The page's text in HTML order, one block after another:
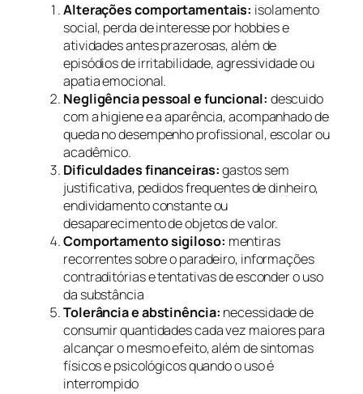
Alterações comportamentais: isolamento
social, perda de interesse por hobbies e
atividades antes prazerosas, além de
episódios de irritabilidade, agressividade ou
apatia emocional.
Negligência pessoal e funcional: descuido
com a higiene e a aparência, acompanhado de
queda no desempenho profissional, escolar ou
acadêmico.
Dificuldades financeiras:gastos sem
justificativa, pedidos frequentes de dinheiro,
endividamento constante ou
desaparecimento de objetos de valor.
Comportamento sigiloso: mentiras
recorrentes sobre o paradeiro, informações
contraditórias e tentativas de esconder o uso
da substância
Tolerância e abstinência: necessidade de
consumir quantidades cada vez maiores para
alcançar o mesmo efeito, além de sintomas
físicos e psicológicos quando o uso é
interrompido